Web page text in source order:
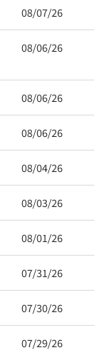
08/07/26
08/06/26
08/06/26
08/06/26
08/04/26
08/03/26
08/01/26
07/31/26
07/30/26
07/29/26